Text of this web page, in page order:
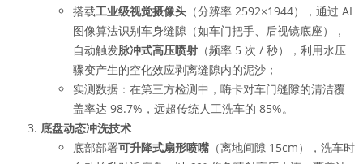
搭载工业级视觉摄像头 （分辨率 2592×1944），通过 AI
图像算法识别车身缝隙（如车门把手、后视镜底座），
自动触发脉冲式高压喷射 （频率 5 次 / 秒），利用水压
骤变产生的空化效应剥离缝隙内的泥沙；
实测数据：在第三方检测中，嗨卡对车门缝隙的清洁覆
盖率达 98.7%，远超传统人工洗车的 85%。
底盘动态冲洗技术
底部部署可升降式扇形喷嘴（离地间隙 15cm），洗车时